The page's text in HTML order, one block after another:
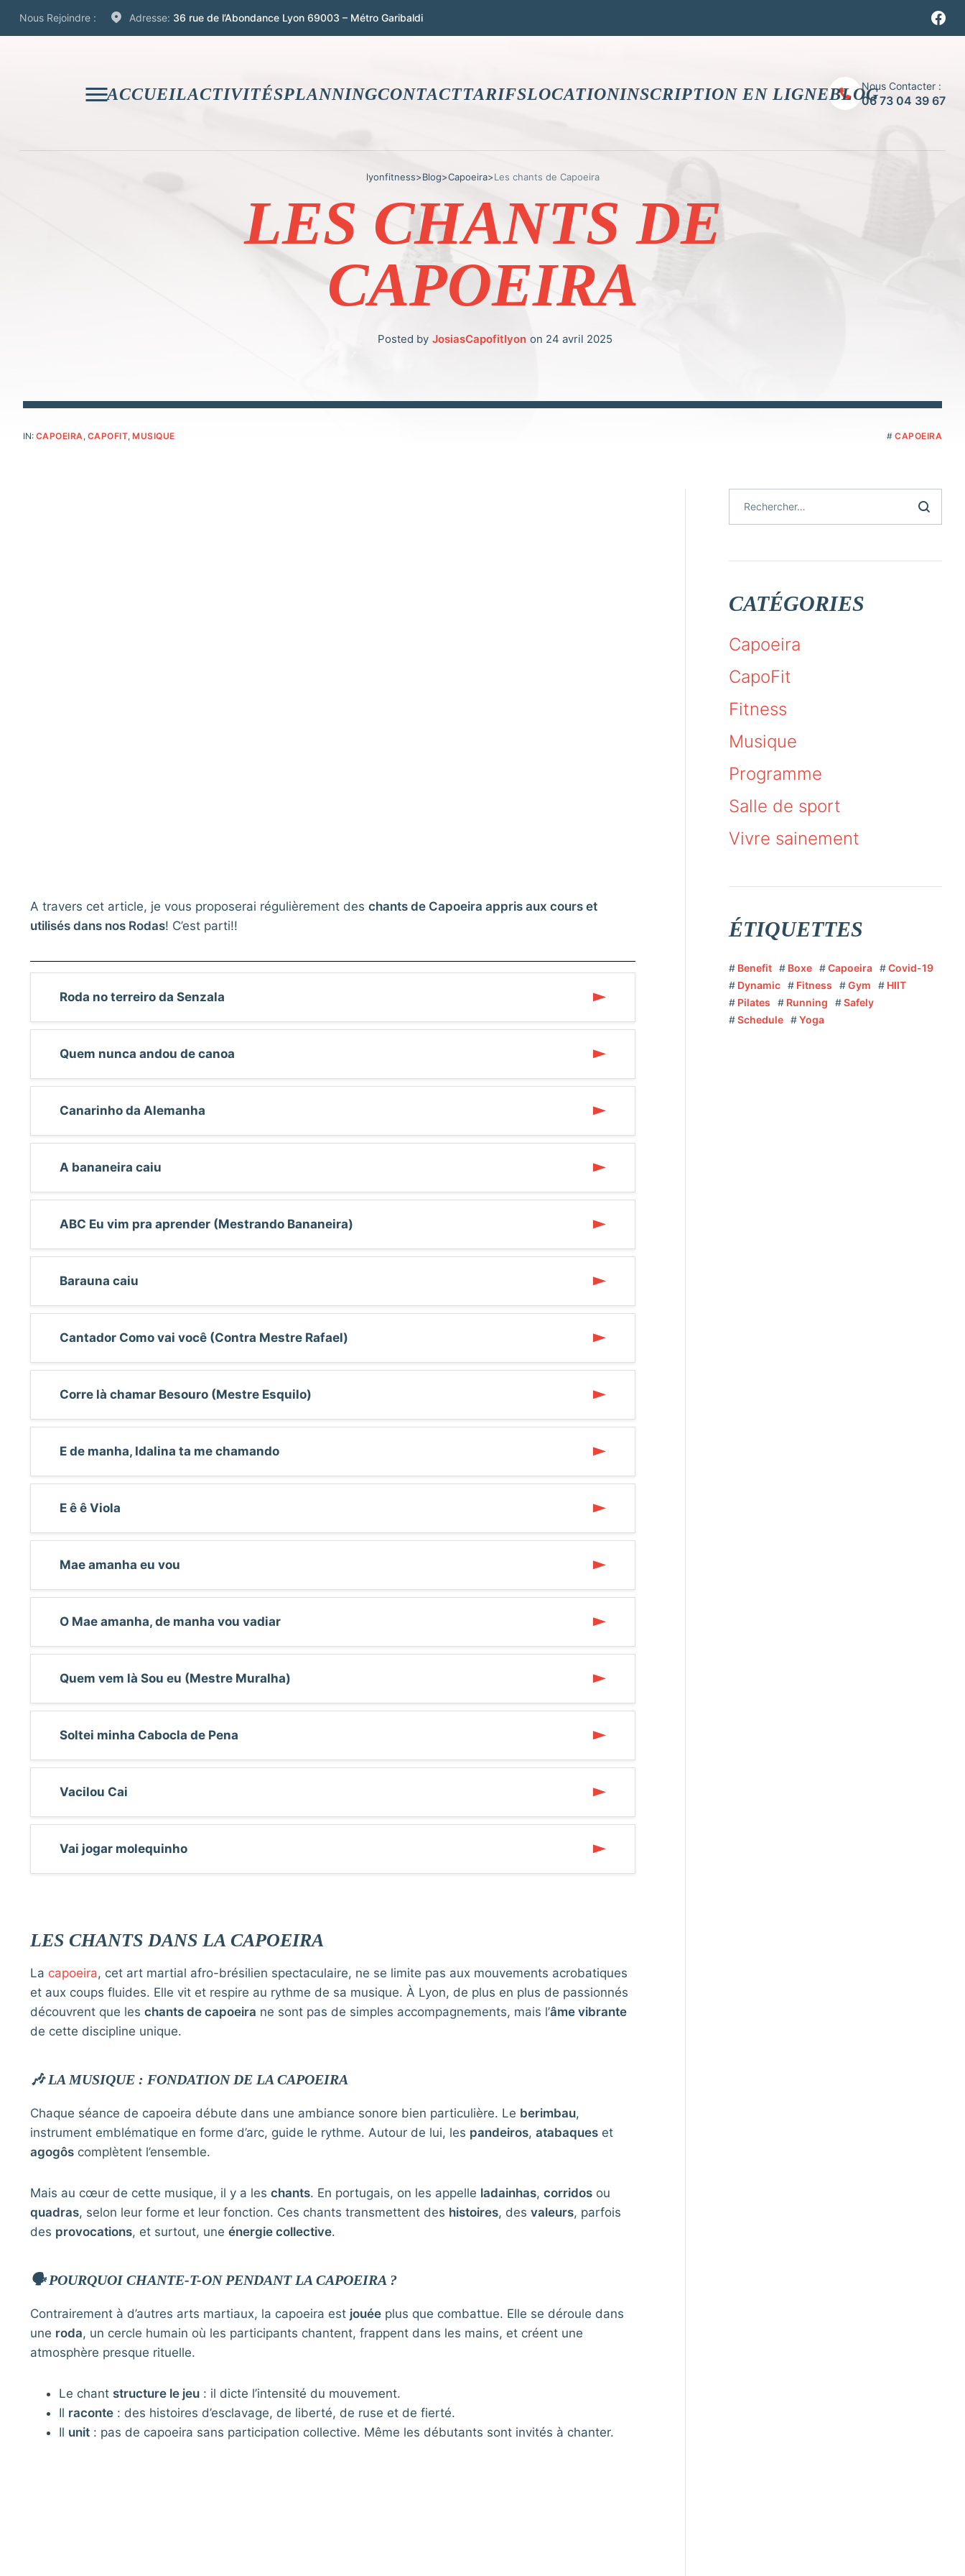
Nous Rejoindre : Adresse: 36 rue de l’Abondance Lyon 69003 – Métro Garibaldi
ACCUEILACTIVITÉSPLANNINGCONTACTTARIFSLOCATIONINSCRIPTION EN LIGNEBLOGNous Contacter :
06 73 04 39 67
lyonfitness>Blog>Capoeira>Les chants de Capoeira
LES CHANTS DE
CAPOEIRA
Posted by JosiasCapofitlyon on 24 avril 2025
IN: CAPOEIRA, CAPOFIT,MUSIQUE CAPOEIRA
A travers cet article, je vous proposerai régulièrement des chants de Capoeira appris aux cours et
utilisés dans nos Rodas! C’est parti!!
Roda no terreiro da Senzala
Quem nunca andou de canoa
Canarinho da Alemanha
A bananeira caiu
ABC Eu vim pra aprender (Mestrando Bananeira)
Barauna caiu
Cantador Como vai você (Contra Mestre Rafael)
Corre là chamar Besouro (Mestre Esquilo)
E de manha, Idalina ta me chamando
E ê ê Viola
Mae amanha eu vou
O Mae amanha, de manha vou vadiar
Quem vem là Sou eu (Mestre Muralha)
Soltei minha Cabocla de Pena
Vacilou Cai
Vai jogar molequinho
LES CHANTS DANS LA CAPOEIRA
La capoeira, cet art martial afro-brésilien spectaculaire, ne se limite pas aux mouvements acrobatiques
et aux coups fluides. Elle vit et respire au rythme de sa musique. À Lyon, de plus en plus de passionnés
découvrent que les chants de capoeira ne sont pas de simples accompagnements, mais l’âme vibrante
de cette discipline unique.
🎶 LA MUSIQUE : FONDATION DE LA CAPOEIRA
Chaque séance de capoeira débute dans une ambiance sonore bien particulière. Le berimbau,
instrument emblématique en forme d’arc, guide le rythme. Autour de lui, les pandeiros, atabaques et
agogôs complètent l’ensemble.
Mais au cœur de cette musique, il y a les chants. En portugais, on les appelle ladainhas, corridos ou
quadras, selon leur forme et leur fonction. Ces chants transmettent des histoires, des valeurs, parfois
des provocations, et surtout, une énergie collective.
🗣️ POURQUOI CHANTE-T-ON PENDANT LA CAPOEIRA ?
Contrairement à d’autres arts martiaux, la capoeira est jouée plus que combattue. Elle se déroule dans
une roda, un cercle humain où les participants chantent, frappent dans les mains, et créent une
atmosphère presque rituelle.
Le chant structure le jeu : il dicte l’intensité du mouvement.
Il raconte : des histoires d’esclavage, de liberté, de ruse et de fierté.
Il unit : pas de capoeira sans participation collective. Même les débutants sont invités à chanter.
CATÉGORIES
Capoeira
CapoFit
Fitness
Musique
Programme
Salle de sport
Vivre sainement
ÉTIQUETTES
Benefit Boxe Capoeira
Covid-19
Dynamic
Fitness Gym
HIIT
Pilates
Running
Safely
Schedule
Yoga